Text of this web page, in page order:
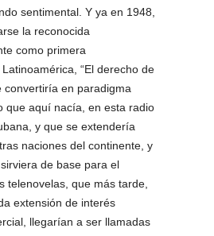
sentimental. Y ya en 1948,
la reconocida
como primera
Latinoamérica, “El derecho de
convertiría en paradigma
que aquí nacía, en esta radio
y que se extendería
naciones del continente, y
de base para el
telenovelas, que más tarde,
extensión de interés
llegarían a ser llamadas